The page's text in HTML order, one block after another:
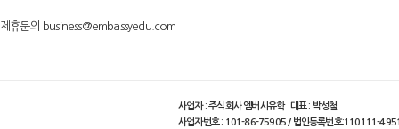
제휴문의 business@embassyedu.com
사업자 : 주식회사 엠버시유학 대표 : 박성철
사업자번호 : 101-86-75905 / 법인등록번호:110111-